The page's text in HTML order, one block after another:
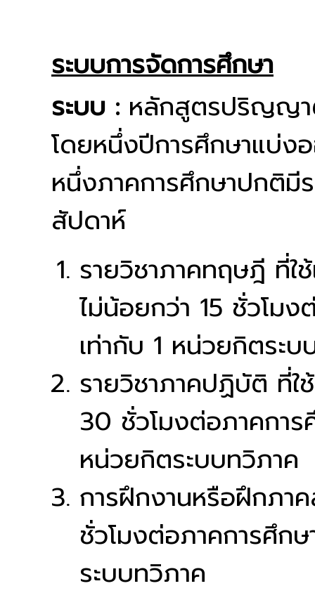
ระบบการจัดการศึกษา
ระบบ : หลักสูตรปริญญา
โดยหนึ่งปีการศึกษาแบ่ง
หนึ่งภาคการศึกษาปกติมีร
สัปดาห์
รายวิชาภาคทฤษฎี ที่ใ
ไม่น้อยกว่า 15 ชั่วโม
เท่ากับ 1 หน่วยกิตระ
รายวิชาภาคปฏิบัติ ที่ใ
30 ชั่วโมงต่อภาคการ
หน่วยกิตระบบทวิภาค
การฝึกงานหรือฝึกภา
ชั่วโมงต่อภาคการศึก
ระบบทวิภาค